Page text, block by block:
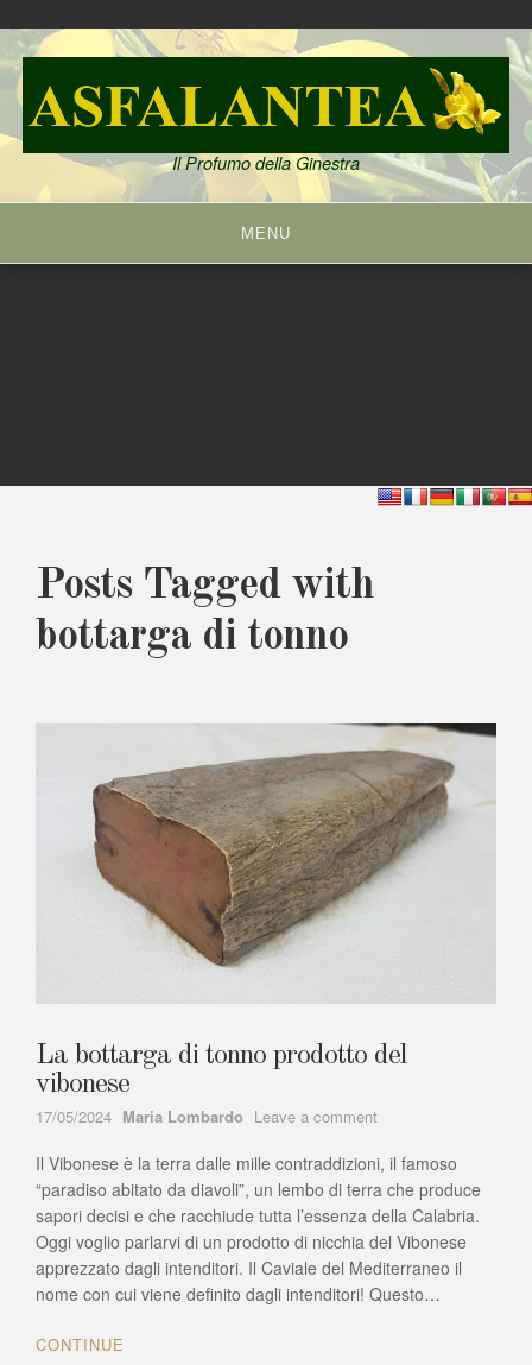
Skip
to
content
Il Profumo della Ginestra
MENU
Posts Tagged with
bottarga di tonno
La bottarga di tonno prodotto del
vibonese
17/05/2024 Author
Maria Lombardo Leave a comment
bottarga
di
tonno
prodotto
del
vibonese
Il Vibonese è la terra dalle mille contraddizioni, il famoso
“paradiso abitato da diavoli”, un lembo di terra che produce
sapori decisi e che racchiude tutta l’essenza della Calabria.
Oggi voglio parlarvi di un prodotto di nicchia del Vibonese
apprezzato dagli intenditori. Il Caviale del Mediterraneo il
nome con cui viene definito dagli intenditori! Questo…
CONTINUE